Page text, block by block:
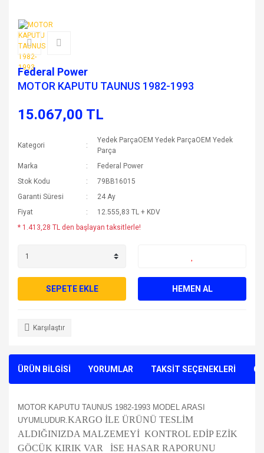
Federal Power
MOTOR KAPUTU TAUNUS 1982-1993
15.067,00 TL
Kategori
Yedek ParçaOEM Yedek ParçaOEM Yedek
Parça
Marka
Federal Power
Stok Kodu
79BB16015
Garanti Süresi
24 Ay
Fiyat
12.555,83 TL + KDV
* 1.413,28 TL den başlayan taksitlerle!
SEPETE EKLE HEMEN AL
Karşılaştır
ÜRÜN BİLGİSİ YORUMLAR TAKSİT SEÇENEKLERİ
MOTOR KAPUTU TAUNUS 1982-1993 MODEL ARASI
UYUMLUDUR.KARGO İLE ÜRÜNÜ TESLİM
ALDIĞINIZDA MALZEMEYİ KONTROL EDİP EZİK
GÖCÜK KIRIK VAR İSE HASAR RAPORUNU